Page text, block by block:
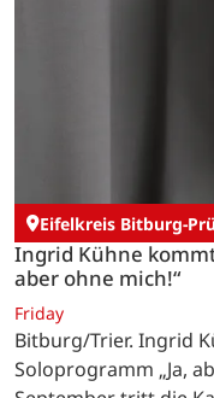
Eifelkreis Bitburg-
Ingrid Kühne
aber ohne mich!“
Friday
Bitburg/Trier. Ingrid
Soloprogramm „Ja,